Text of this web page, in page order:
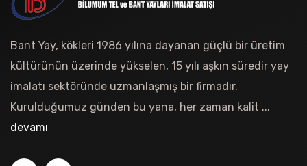
Bant Yay, kökleri 1986 yılına dayanan güçlü bir üretim
kültürünün üzerinde yükselen, 15 yılı aşkın süredir yay
imalatı sektöründe uzmanlaşmış bir firmadır.
Kurulduğumuz günden bu yana, her zaman kalit ...
devamı